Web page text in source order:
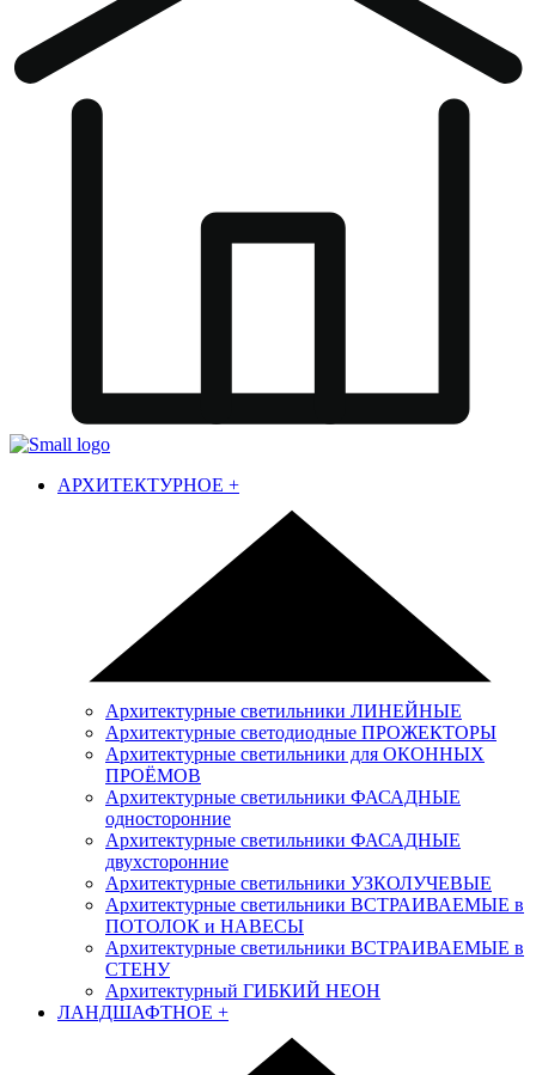
АРХИТЕКТУРНОЕ +
Архитектурные светильники ЛИНЕЙНЫЕ
Архитектурные светодиодные ПРОЖЕКТОРЫ
Архитектурные светильники для ОКОННЫХ
ПРОЁМОВ
Архитектурные светильники ФАСАДНЫЕ
односторонние
Архитектурные светильники ФАСАДНЫЕ
двухсторонние
Архитектурные светильники УЗКОЛУЧЕВЫЕ
Архитектурные светильники ВСТРАИВАЕМЫЕ в
ПОТОЛОК и НАВЕСЫ
Архитектурные светильники ВСТРАИВАЕМЫЕ в
СТЕНУ
Архитектурный ГИБКИЙ НЕОН
ЛАНДШАФТНОЕ +